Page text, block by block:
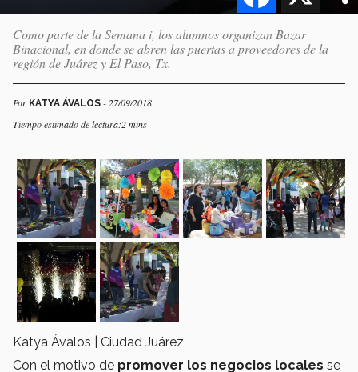
Como parte de la Semana i, los alumnos organizan Bazar
Binacional, en donde se abren las puertas a proveedores de la
región de Juárez y El Paso, Tx.
Por KATYA ÁVALOS - 27/09/2018
Tiempo estimado de lectura:2 mins
Katya Ávalos | Ciudad Juárez
Con el motivo de promover los negocios locales se